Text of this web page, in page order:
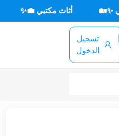
أثاث مكتبي 💼✨ 🌳
تسجيل
الدخول